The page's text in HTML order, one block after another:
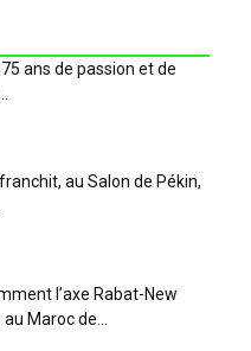
ans de passion et de
au Salon de Pékin,
l’axe Rabat-New
Maroc de...